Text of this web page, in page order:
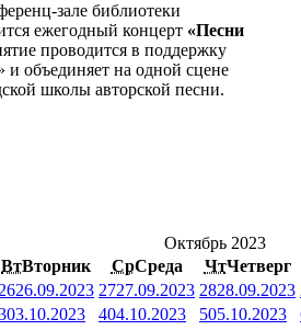
зале библиотеки
ежегодный концерт «Песни
проводится в поддержку
и объединяет на одной сцене
школы авторской песни.
Октябрь 2023
ВтВторник СрСреда ЧтЧетверг
2626.09.2023 2727.09.2023 2828.09.2023
03.10.2023 404.10.2023 505.10.2023